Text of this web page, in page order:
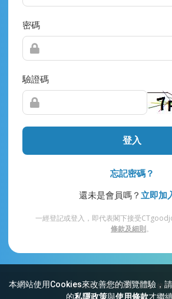
本網站使用Cookies來改善您的瀏覽體驗，
的私隱政策與使用條款才繼
密碼
驗證碼
登入
忘記密碼？
還未是會員嗎？ 立即加
一經登記或登入，即代表閣下接受
條款及細則。
網站索引 常見問題 私隱 條